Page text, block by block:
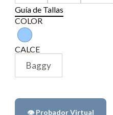
Guía de Tallas
COLOR
CALCE
Baggy
👁️ Probador Virtual